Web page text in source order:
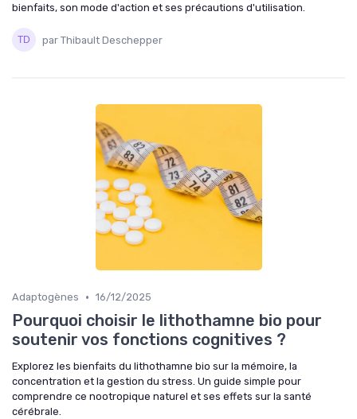
bienfaits, son mode d'action et ses précautions d'utilisation.
par Thibault Deschepper
Adaptogènes • 16/12/2025
Pourquoi choisir le lithothamne bio pour
soutenir vos fonctions cognitives ?
Explorez les bienfaits du lithothamne bio sur la mémoire, la
concentration et la gestion du stress. Un guide simple pour
comprendre ce nootropique naturel et ses effets sur la santé
cérébrale.